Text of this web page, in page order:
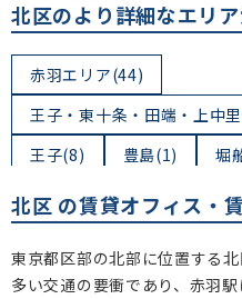
北区のより詳細なエリ
赤羽エリア(44)
王子・東十条・田端・上中
王子(8)
豊島(1) 堀
昭和町(4)
田端新町(0)
滝野川(5)
西ケ原(8)
北区 の賃貸オフィス・
東京都区部の北部に位置する
多い交通の要衝であり、赤羽